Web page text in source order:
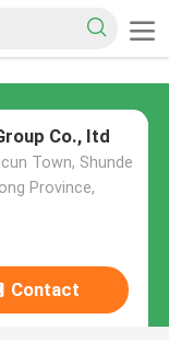
Co., Itd
Town, Shunde
Province,
Contact